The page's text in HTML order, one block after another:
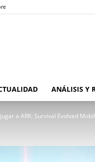
ANÁLISIS Y
a ARK: Survival Evolved